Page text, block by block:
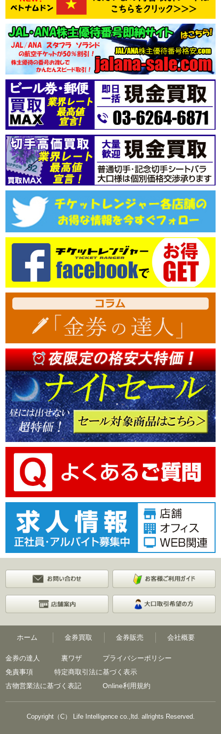
ホーム 金券買取 金券販売 会社概要
金券の達人 裏ワザ
プライバシーポリシー
免責事項
特定商取引法に基づく表示
古物営業法に基づく表記
Online利用規約
Copyright（C） Life Intelligence co.,ltd. allrights Reserved.